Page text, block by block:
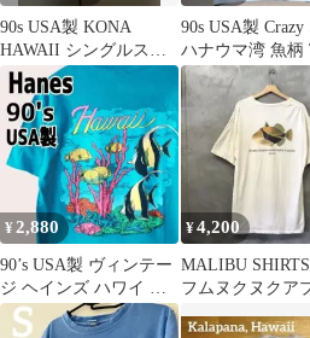
90s USA製 KONA
HAWAII シングルステ
ッチT 魚 ヴィンテージ
90s USA製 Crazy
ハナウマ湾 魚柄
ツ L 白
¥2,880
90’s USA製 ヴィンテー
ジ ヘインズ ハワイ 熱
帯魚 アート Tシャツ 青
¥4,200
MALIBU
フムヌクヌクア